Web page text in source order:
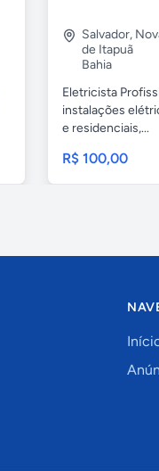
Salvador,
de Itapuã
Bahia
Eletricista
instalações
e residenciais,...
R$ 100,00